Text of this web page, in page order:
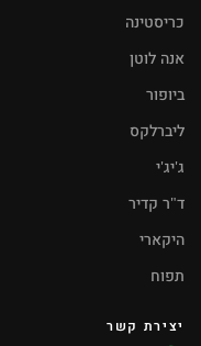
כריסטינה
אנה לוטן
ביופור
ליברלקס
ג'יג'י
ד"ר קדיר
היקארי
תפוח
יצירת קשר